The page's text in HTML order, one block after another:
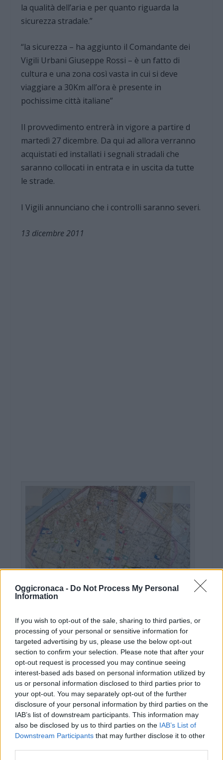
Oggicronaca - Do Not Process My Personal
Information
If you wish to opt-out of the sale, sharing to third parties, or
processing of your personal or sensitive information for
targeted advertising by us, please use the below opt-out
section to confirm your selection. Please note that after your
opt-out request is processed you may continue seeing
interest-based ads based on personal information utilized by
us or personal information disclosed to third parties prior to
your opt-out. You may separately opt-out of the further
disclosure of your personal information by third parties on the
IAB’s list of downstream participants. This information may
also be disclosed by us to third parties on the IAB’s List of
Downstream Participants that may further disclose it to other
la qualità dell’aria e per quanto riguarda la
sicurezza stradale.”
“la sicurezza – ha aggiunto il Comandante dei
Vigili Urbani Giuseppe Rossi – è un fatto di
cultura e una zona così vasta in cui si deve
viaggiare a 30Km all’ora è presente in
pochissime città italiane”
Il provvedimento entrerà in vigore a partire d
martedì 27 dicembre. Da qui ad allora verranno
acquistati ed installati i segnali stradali che
saranno collocati in entrata e in uscita da tutte
le strade.
I Vigili annunciano che i controlli saranno severi.
13 dicembre 2011
rosa
DOWNLOAD QR 🠋